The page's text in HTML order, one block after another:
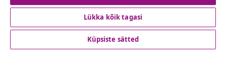
Klienditeenindus
Lükka kõik tagasi
Küpsiste sätted